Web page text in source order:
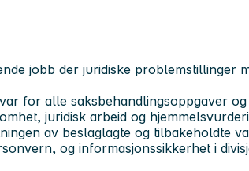
jobb der juridiske problemstillinger
for alle saksbehandlingsoppgaver
juridisk arbeid og
av beslaglagte og tilbakeholdte
og informasjonssikkerhet i